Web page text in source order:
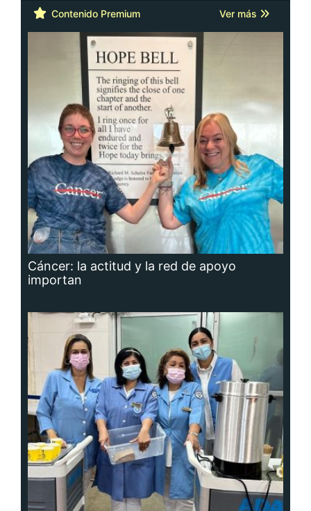
Cáncer: la actitud y la red de apoyo
importan